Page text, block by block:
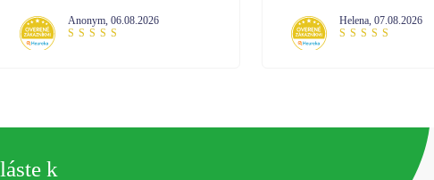
Helena, 07.08.2026 Janetta, 07.08.2026
k